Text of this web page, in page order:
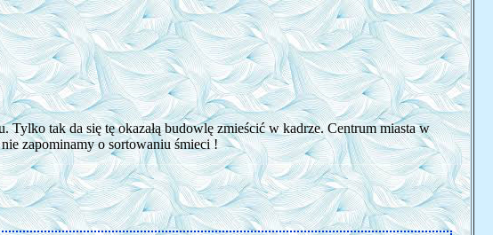
tak da się tę okazałą budowlę zmieścić w kadrze. Centrum miasta w
zapominamy o sortowaniu śmieci !